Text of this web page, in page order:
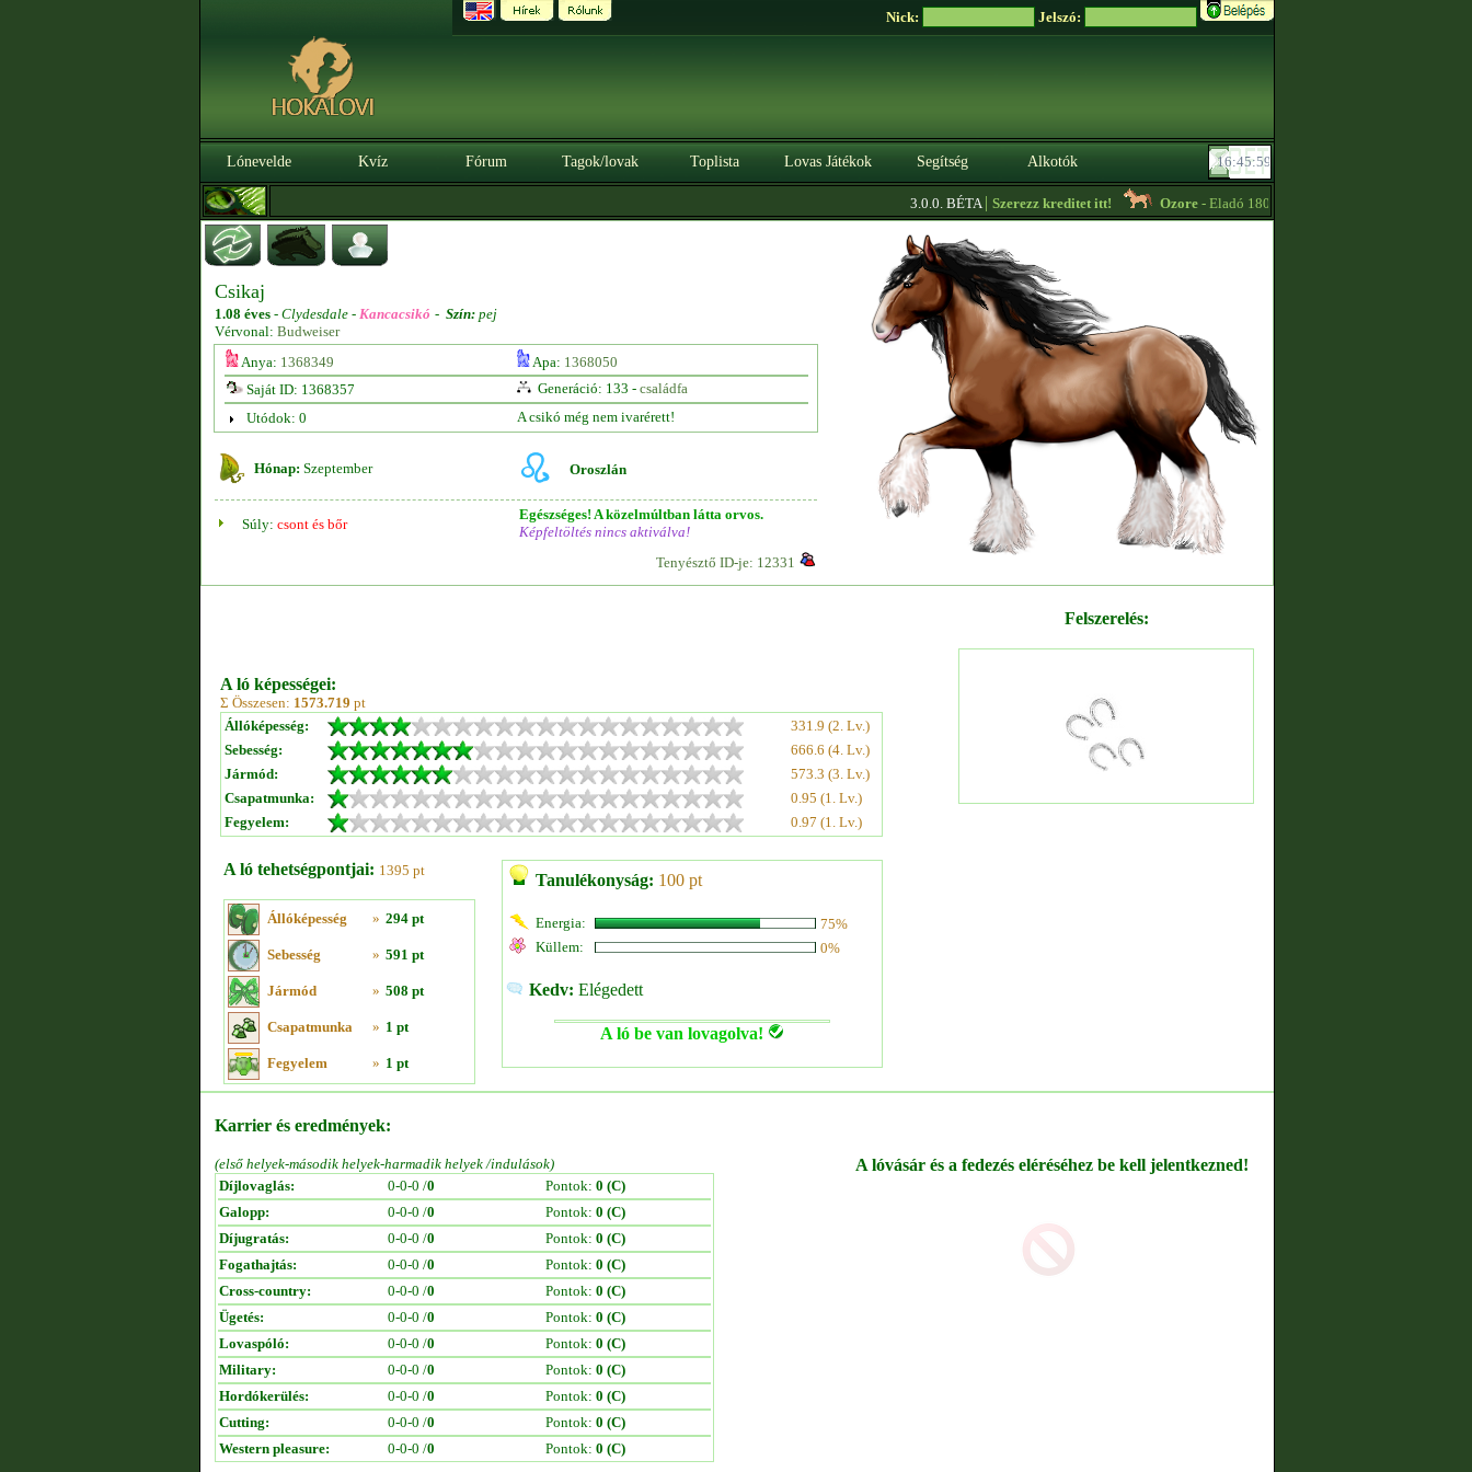
Nick: Jelszó:
Lónevelde Kvíz Fórum Tagok/lovak Toplista Lovas Játékok Segítség Alkotók
3.0.0. BÉTA|Szerezz kreditet itt! Ozore- Eladó 1800+thps Tennessee Walker csikók
Csikaj
1.08 éves - Clydesdale - Kancacsikó - Szín: pej
Vérvonal: Budweiser
Anya: 1368349 Apa: 1368050
Saját ID: 1368357
Generáció: 133 - családfa
Utódok: 0
A csikó még nem ivarérett!
Hónap: Szeptember Oroszlán
Súly: csont és bőr
Egészséges! A közelmúltban látta orvos.
Képfeltöltés nincs aktiválva!
Tenyésztő ID-je: 12331
A ló képességei:
Σ Összesen: 1573.719 pt
Állóképesség:
331.9 (2. Lv.)
Sebesség:
666.6 (4. Lv.)
Jármód:
573.3 (3. Lv.)
Csapatmunka:
0.95 (1. Lv.)
Fegyelem:
0.97 (1. Lv.)
A ló tehetségpontjai: 1395 pt
Állóképesség » 294 pt
Sebesség » 591 pt
Jármód » 508 pt
Csapatmunka » 1 pt
Fegyelem » 1 pt
Tanulékonyság: 100 pt
Energia:
75%
Küllem:
0%
Kedv: Elégedett
A ló be van lovagolva!
Felszerelés:
Karrier és eredmények:
(első helyek-második helyek-harmadik helyek /indulások)
Díjlovaglás:
0-0-0 /0 Pontok: 0 (C)
Galopp:
0-0-0 /0 Pontok: 0 (C)
Díjugratás:
0-0-0 /0 Pontok: 0 (C)
Fogathajtás:
0-0-0 /0 Pontok: 0 (C)
Cross-country:
0-0-0 /0 Pontok: 0 (C)
Ügetés:
0-0-0 /0 Pontok: 0 (C)
Lovaspóló:
0-0-0 /0 Pontok: 0 (C)
Military:
0-0-0 /0 Pontok: 0 (C)
Hordókerülés:
0-0-0 /0 Pontok: 0 (C)
Cutting:
0-0-0 /0 Pontok: 0 (C)
Western pleasure:
0-0-0 /0 Pontok: 0 (C)
A lóvásár és a fedezés eléréséhez be kell jelentkezned!